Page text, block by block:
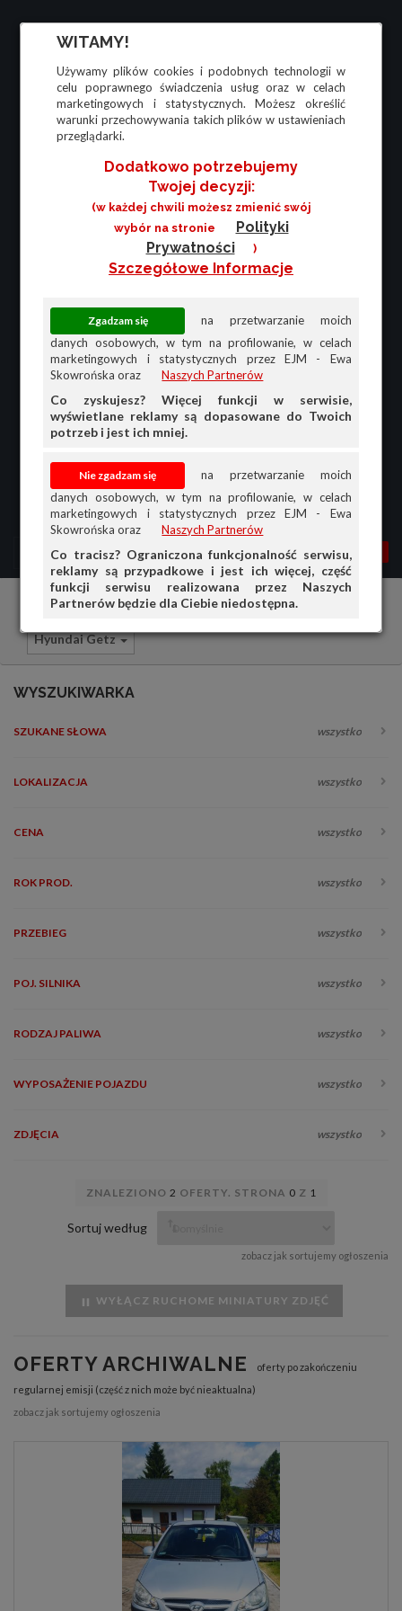
WITAMY!
Używamy plików cookies i podobnych technologii w
celu poprawnego świadczenia usług oraz w celach
marketingowych i statystycznych. Możesz określić
warunki przechowywania takich plików w ustawieniach
przeglądarki.
Dodatkowo potrzebujemy
Twojej decyzji:
(w każdej chwili możesz zmienić swój
wybór na stronie
Polityki
Prywatności
)
Szczegółowe Informacje
na przetwarzanie moich
danych osobowych, w tym na profilowanie, w celach
marketingowych i statystycznych przez EJM - Ewa
Skowrońska oraz
Naszych Partnerów
Co zyskujesz? Więcej funkcji w serwisie,
wyświetlane reklamy są dopasowane do Twoich
potrzeb i jest ich mniej.
na przetwarzanie moich
danych osobowych, w tym na profilowanie, w celach
marketingowych i statystycznych przez EJM - Ewa
Skowrońska oraz
Naszych Partnerów
Co tracisz? Ograniczona funkcjonalność serwisu,
reklamy są przypadkowe i jest ich więcej, część
funkcji serwisu realizowana przez Naszych
Partnerów będzie dla Ciebie niedostępna.
MENU MOJA AG
PRZEGLĄD
Samochody osobowe Hyundai
Hyundai Getz
WYSZUKIWARKA
SZUKANE SŁOWA wszystko
LOKALIZACJA wszystko
CENA wszystko
ROK PROD. wszystko
PRZEBIEG wszystko
POJ. SILNIKA wszystko
RODZAJ PALIWA wszystko
WYPOSAŻENIE POJAZDU wszystko
ZDJĘCIA wszystko
ZNALEZIONO 2 OFERTY. STRONA 0 Z 1
Sortuj według
zobacz jak sortujemy ogłoszenia
WYŁĄCZ RUCHOME MINIATURY ZDJĘĆ
OFERTY ARCHIWALNE
oferty po zakończeniu
regularnej emisji (część z nich może być nieaktualna)
zobacz jak sortujemy ogłoszenia